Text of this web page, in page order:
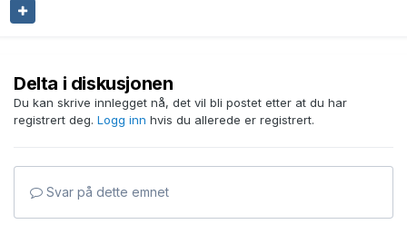
Delta i diskusjonen
Du kan skrive innlegget nå, det vil bli postet etter at du har
registrert deg. Logg inn hvis du allerede er registrert.
Svar på dette emnet